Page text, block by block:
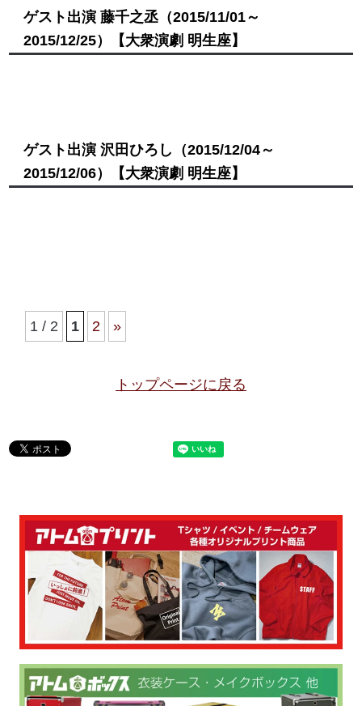
ゲスト出演 藤千之丞（2015/11/01～
2015/12/25）
【大衆演劇 明生座】
ゲスト出演 沢田ひろし （2015/12/04～
2015/12/06）
【大衆演劇 明生座】
1 / 2 1 2 »
トップページに戻る